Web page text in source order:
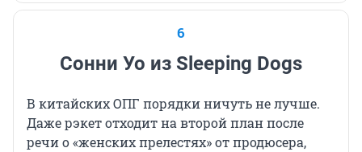
6
Сонни Уо из Sleeping Dogs
В китайских ОПГ порядки ничуть не лучше.
Даже рэкет отходит на второй план после
речи о «женских прелестях» от продюсера,